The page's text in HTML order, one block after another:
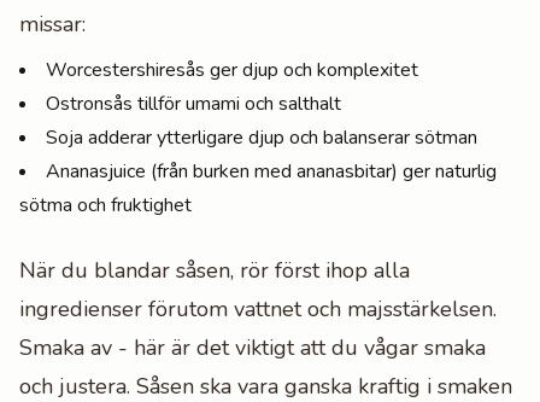
missar:
Worcestershiresås ger djup och komplexitet
Ostronsås tillför umami och salthalt
Soja adderar ytterligare djup och balanserar sötman
Ananasjuice (från burken med ananasbitar) ger naturlig
sötma och fruktighet
När du blandar såsen, rör först ihop alla
ingredienser förutom vattnet och majsstärkelsen.
Smaka av - här är det viktigt att du vågar smaka
och justera. Såsen ska vara ganska kraftig i smaken